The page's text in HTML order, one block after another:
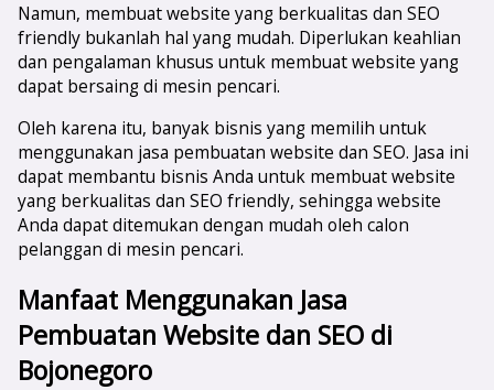
Namun, membuat website yang berkualitas dan SEO
friendly bukanlah hal yang mudah. Diperlukan keahlian
dan pengalaman khusus untuk membuat website yang
dapat bersaing di mesin pencari.
Oleh karena itu, banyak bisnis yang memilih untuk
menggunakan jasa pembuatan website dan SEO. Jasa ini
dapat membantu bisnis Anda untuk membuat website
yang berkualitas dan SEO friendly, sehingga website
Anda dapat ditemukan dengan mudah oleh calon
pelanggan di mesin pencari.
Manfaat Menggunakan Jasa
Pembuatan Website dan SEO di
Bojonegoro